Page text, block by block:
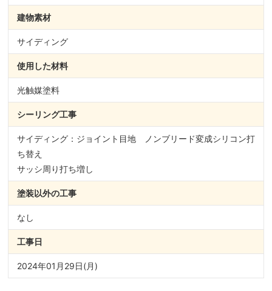
建物素材
サイディング
使用した材料
光触媒塗料
シーリング工事
サイディング：ジョイント目地 ノンブリード変成シリコン打
ち替え
サッシ周り打ち増し
塗装以外の工事
なし
工事日
2024年01月29日(月)